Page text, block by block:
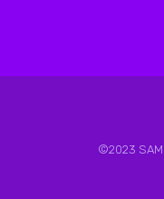
©2023 SAM